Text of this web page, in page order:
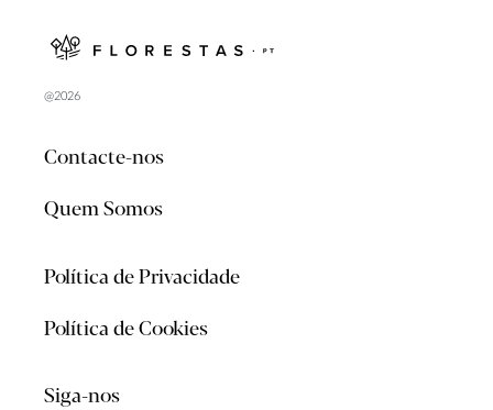
@2026
Contacte-nos
Quem Somos
Política de Privacidade
Política de Cookies
Siga-nos